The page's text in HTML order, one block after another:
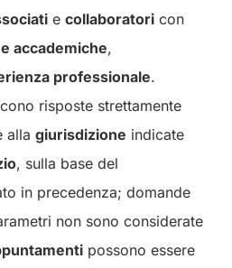
e collaboratori con
accademiche,
professionale.
risposte strettamente
alla giurisdizione indicate
, sulla base del
in precedenza; domande
non sono considerate
possono essere